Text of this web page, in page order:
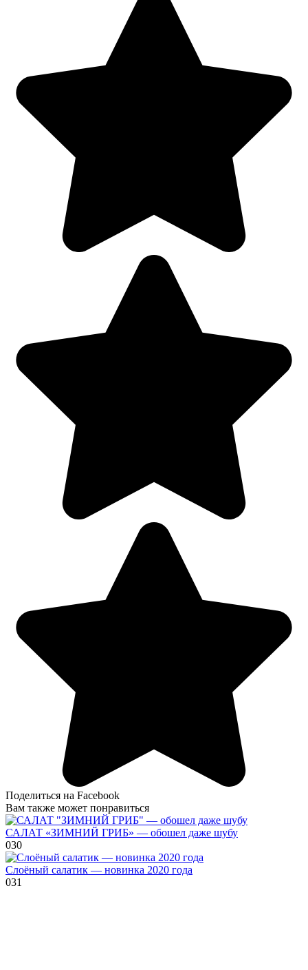
Поделиться на Facebook
Вам также может понравиться
САЛАТ «ЗИМНИЙ ГРИБ» — обошел даже шубу
030
Слоёный салатик — новинка 2020 года
031